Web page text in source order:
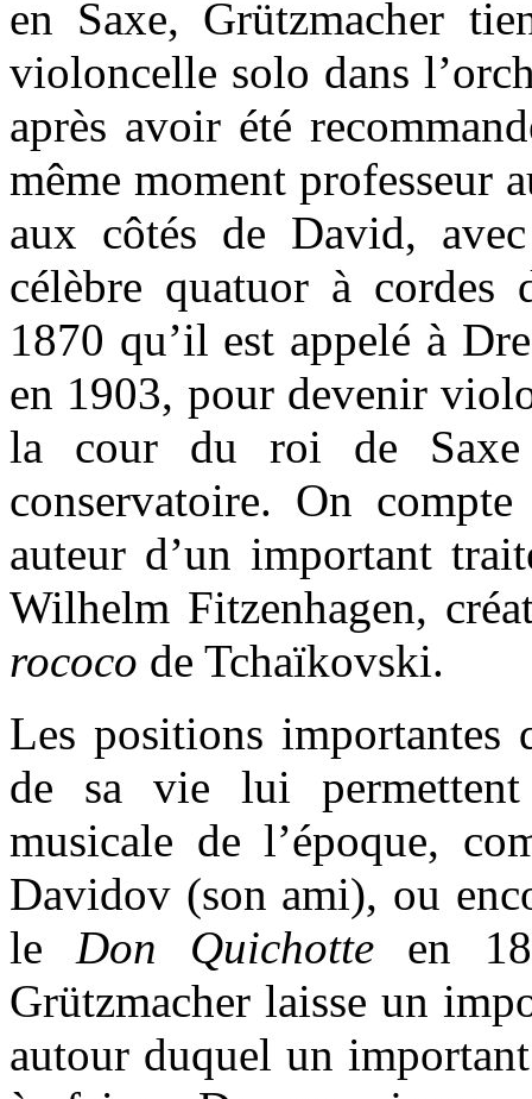
en Saxe, Grützmacher
violoncelle solo dans
après avoir été
même moment professeur
aux côtés de David,
célèbre quatuor à cordes
1870 qu’il est appelé à
en 1903, pour devenir
la cour du roi de Saxe
conservatoire. On
auteur d’un important
Wilhelm Fitzenhagen,
rococo de Tchaïkovski.
Les positions importantes
de sa vie lui
musicale de l’époque,
Davidov (son ami), ou
le Don Quichotte en
Grützmacher laisse un
autour duquel un